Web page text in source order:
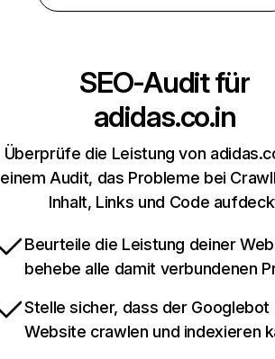
SEO-Audit für
adidas.co.in
Überprüfe die Leistung von
einem Audit, das Probleme bei
Inhalt, Links und Code
Beurteile die Leistung deiner
behebe alle damit verbundenen
Stelle sicher, dass der Googlebot
Website crawlen und indexieren